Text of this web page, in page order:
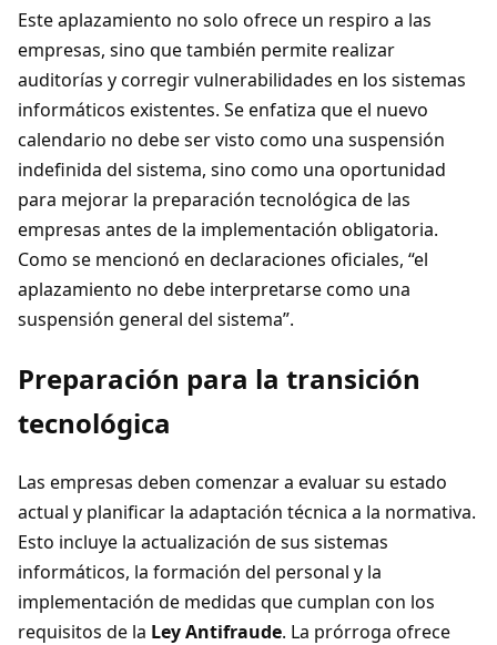
Este aplazamiento no solo ofrece un respiro a las
empresas, sino que también permite realizar
auditorías y corregir vulnerabilidades en los sistemas
informáticos existentes. Se enfatiza que el nuevo
calendario no debe ser visto como una suspensión
indefinida del sistema, sino como una oportunidad
para mejorar la preparación tecnológica de las
empresas antes de la implementación obligatoria.
Como se mencionó en declaraciones oficiales, “el
aplazamiento no debe interpretarse como una
suspensión general del sistema”.
Preparación para la transición
tecnológica
Las empresas deben comenzar a evaluar su estado
actual y planificar la adaptación técnica a la normativa.
Esto incluye la actualización de sus sistemas
informáticos, la formación del personal y la
implementación de medidas que cumplan con los
requisitos de la Ley Antifraude. La prórroga ofrece